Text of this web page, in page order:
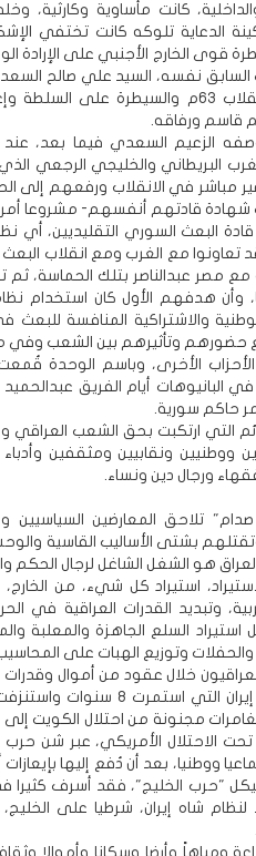
والداخلية، كانت مأساوية
الدعاية تلوكه كانت تختفي
قوى الخارج الأجنبي على الإرادة
السابق نفسه، السيد علي صالح
مذكراته، بعد مجازر انقلاب 63م والسيطرة
قاسم ورفاقه.
الزعيم السعدي فيما بعد، عند
والغرب البريطاني والخليجي
مباشر في الانقلاب ورفعهم إلى
قادتهم أنفسهم- مشروعا
البعث السوري التقليديين، أي
تعاونوا مع الغرب ومع انقلاب
مع مصر عبدالناصر بتلك الحماسة،
وأن هدفهم الأول كان استخدام
والاشتراكية المنافسة للبعث
حضورهم وتأثيرهم بين الشعب وفي
الأخرى، وباسم الوحدة قُمعت
البانيوهات أيام الفريق
حاكم سورية.
التي ارتكبت بحق الشعب العراقي
ووطنيين ونقابيين ومثقفين
ورجال دين ونساء.
تلاحق المعارضين السياسيين
بشتى الأساليب القاسية
العراق هو الشغل الشاغل لرجال الحكم
استيراد كل شيء، من
وتبديد القدرات العراقية في
السلع الجاهزة والمعلبة
والحفلات وتوزيع الهبات على
خلال عقود من أموال
حرب صدام على جارته إيران
مجنونة من احتلال الكويت إلى
الاحتلال الأمريكي، عبر شن حرب
ووطنيا، بعد أن دُفع إليها
"حرب الخليج"، فقد أسرف كثيرا
شاه إيران، شرطيا على
ومياهاً وأرضا وسكانا وأموالا